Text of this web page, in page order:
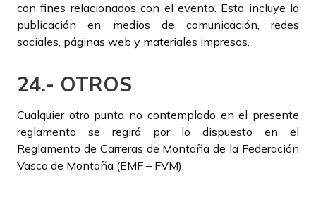
con fines relacionados con el evento. Esto incluye la
publicación en medios de comunicación, redes
sociales, páginas web y materiales impresos.
24.- OTROS
Cualquier otro punto no contemplado en el presente
reglamento se regirá por lo dispuesto en el
Reglamento de Carreras de Montaña de la Federación
Vasca de Montaña (EMF – FVM).